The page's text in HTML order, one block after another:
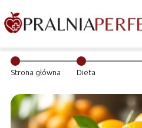
Strona główna Dieta